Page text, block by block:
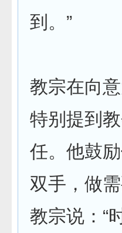
到。”
教宗在向
特别提到
任。他鼓
双手，做
教宗说：“